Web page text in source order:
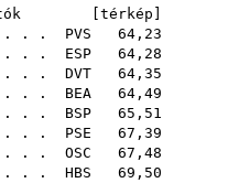
[ térkép
. . PVS 64,23
. . ESP 64,28
. . . DVT 64,35
. . BEA 64,49
. . BSP 65,51
. . . PSE 67,39
. . OSC 67,48
. . HBS 69,50